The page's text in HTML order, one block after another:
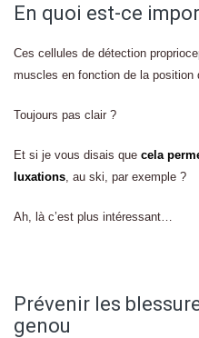
En quoi est-ce
Ces cellules de détection
muscles en fonction de la position
Toujours pas clair ?
Et si je vous disais que cela
luxations , au ski, par exemple ?
Ah, là c’est plus intéressant…
Prévenir les
genou